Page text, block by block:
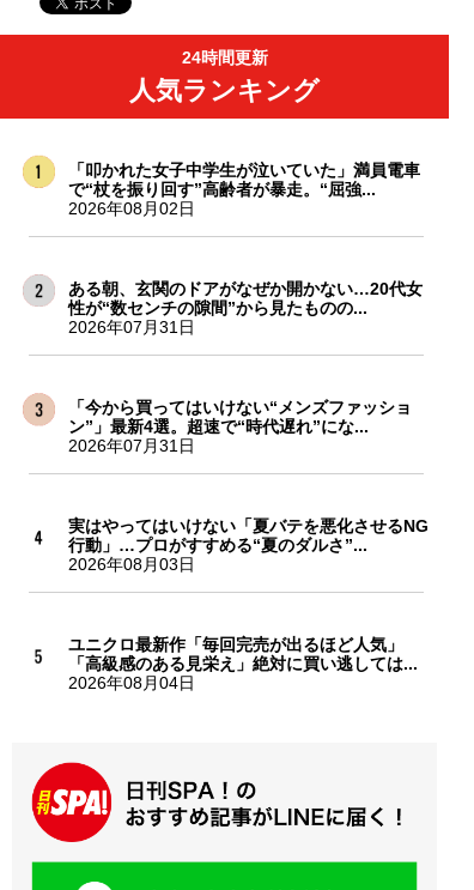
24時間更新
人気ランキング
「叩かれた女子中学生が泣いていた」満員電車
で“杖を振り回す”高齢者が暴走。“屈強...
2026年08月02日
ある朝、玄関のドアがなぜか開かない…20代女
性が“数センチの隙間”から見たものの...
2026年07月31日
「今から買ってはいけない“メンズファッショ
ン”」最新4選。超速で“時代遅れ”にな...
2026年07月31日
実はやってはいけない「夏バテを悪化させるNG
行動」…プロがすすめる“夏のダルさ”...
2026年08月03日
ユニクロ最新作「毎回完売が出るほど人気」
「高級感のある見栄え」絶対に買い逃しては...
2026年08月04日